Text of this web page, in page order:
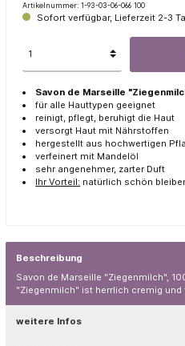
Artikelnummer: 1-93-03-06-066 100
Sofort verfügbar, Lieferzeit 2-3
Savon de Marseille
für alle Hauttypen geeignet
reinigt, pflegt, beruhigt die Haut
versorgt Haut mit Nährstoffen
hergestellt aus hochwertigen
verfeinert mit Mandelöl
sehr angenehmer, zarter Duft
Ihr Vorteil: natürlich schön
Beschreibung
Savon de Marseille "Ziegenmilch",
"Ziegenmilch" ist herrlich cremig
weitere Infos